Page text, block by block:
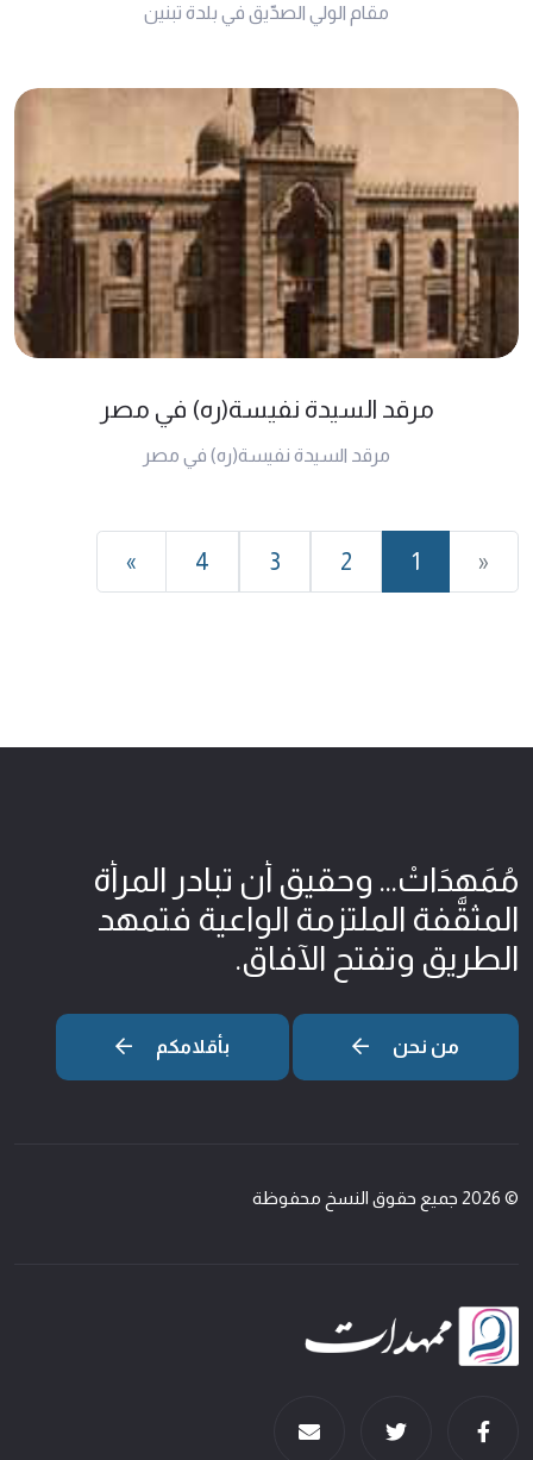
مقام الولي الصدّيق في بلدة تبنين
مرقد السيدة نفيسة(ره) في مصر
مرقد السيدة نفيسة(ره) في مصر
«
1
2
3
4
»
مُمَهِدَاتْ... وحقيق أن تبادر المرأة
المثقّفة الملتزمة الواعية فتمهد
الطريق وتفتح الآفاق.
من نحن بأقلامكم
© 2026 جميع حقوق النسخ محفوظة